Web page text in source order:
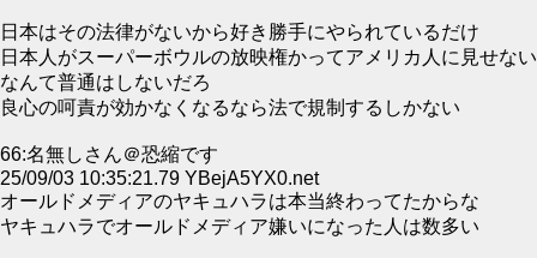
日本はその法律がないから好き勝手にやられているだけ
日本人がスーパーボウルの放映権かってアメリカ人に見せない
なんて普通はしないだろ
良心の呵責が効かなくなるなら法で規制するしかない
66:名無しさん＠恐縮です
25/09/03 10:35:21.79 YBejA5YX0.net
オールドメディアのヤキュハラは本当終わってたからな
ヤキュハラでオールドメディア嫌いになった人は数多い